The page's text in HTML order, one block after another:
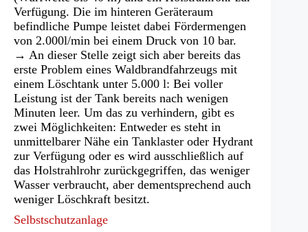
Verfügung. Die im hinteren Geräteraum
befindliche Pumpe leistet dabei Fördermengen
von 2.000l/min bei einem Druck von 10 bar.
→ An dieser Stelle zeigt sich aber bereits das
erste Problem eines Waldbrandfahrzeugs mit
einem Löschtank unter 5.000 l: Bei voller
Leistung ist der Tank bereits nach wenigen
Minuten leer. Um das zu verhindern, gibt es
zwei Möglichkeiten: Entweder es steht in
unmittelbarer Nähe ein Tanklaster oder Hydrant
zur Verfügung oder es wird ausschließlich auf
das Holstrahlrohr zurückgegriffen, das weniger
Wasser verbraucht, aber dementsprechend auch
weniger Löschkraft besitzt.
Selbstschutzanlage